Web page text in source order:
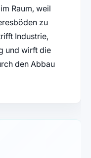
Raum, weil
zu
Industrie,
und wirft die
den Abbau